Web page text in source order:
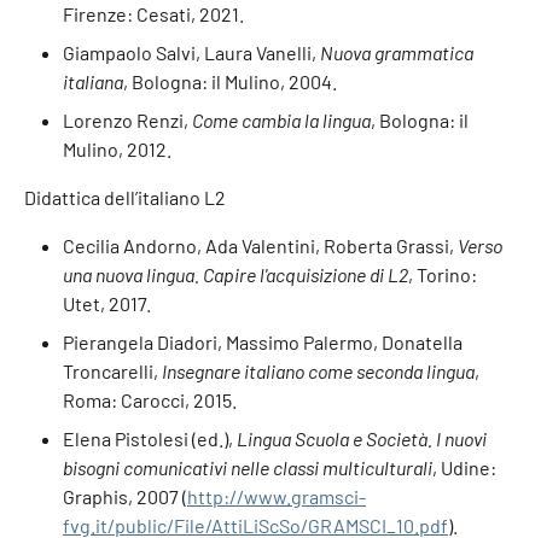
Firenze: Cesati, 2021.
Giampaolo Salvi, Laura Vanelli, Nuova grammatica
italiana, Bologna: il Mulino, 2004.
Lorenzo Renzi, Come cambia la lingua, Bologna: il
Mulino, 2012.
Didattica dell’italiano L2
Cecilia Andorno, Ada Valentini, Roberta Grassi, Verso
una nuova lingua. Capire l'acquisizione di L2, Torino:
Utet, 2017.
Pierangela Diadori, Massimo Palermo, Donatella
Troncarelli, Insegnare italiano come seconda lingua,
Roma: Carocci, 2015.
Elena Pistolesi (ed.), Lingua Scuola e Società. I nuovi
bisogni comunicativi nelle classi multiculturali, Udine:
Graphis, 2007 (http://www.gramsci-
fvg.it/public/File/AttiLiScSo/GRAMSCI_10.pdf).